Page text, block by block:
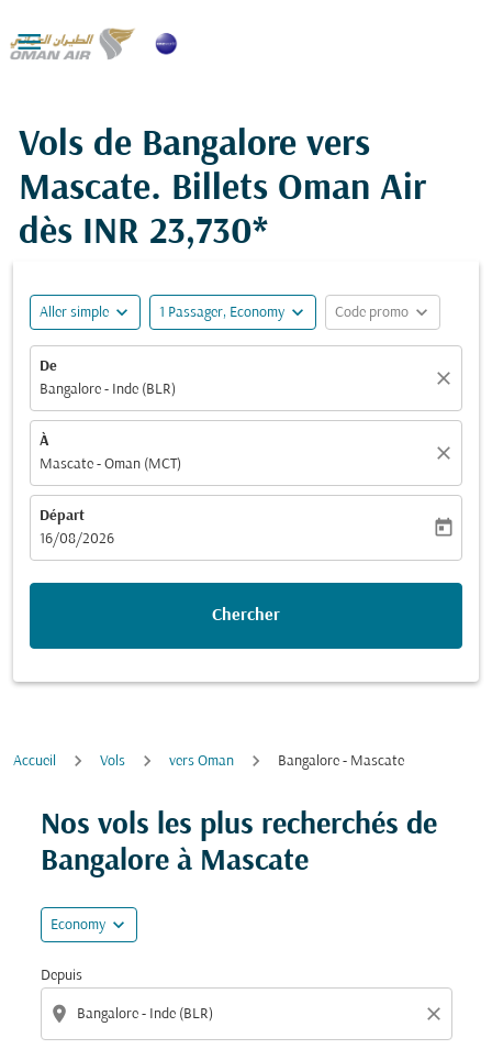

Vols de Bangalore vers
Mascate. Billets Oman Air
dès INR 23,730*
Aller simple expand_more 1 Passager, Economy expand_more Code promo expand_more
De
Bangalore - Inde (BLR)
close
À
Mascate - Oman (MCT)
close
Départ
fc-booking-departure-date-aria-label
16/08/2026
today
Chercher
Accueil Vols vers Oman Bangalore - Mascate
Nos vols les plus recherchés de
Bangalore à Mascate
Economy expand_more
Depuis
location_on close